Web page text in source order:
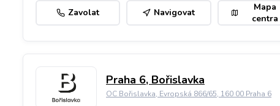
Zavolat Navigovat
Mapa
centra
Praha 6, Bořislavka
OC Bořislavka, Evropská 866/65, 160 00 Praha 6